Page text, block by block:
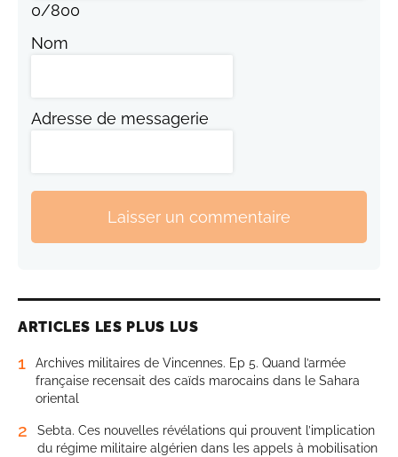
0/800
Nom
Adresse de messagerie
Laisser un commentaire
ARTICLES LES PLUS LUS
1
Archives militaires de Vincennes. Ep 5. Quand l’armée
française recensait des caïds marocains dans le Sahara
oriental
2
Sebta. Ces nouvelles révélations qui prouvent l’implication
du régime militaire algérien dans les appels à mobilisation